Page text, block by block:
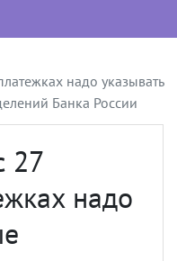
надо указывать
Банка России
27
надо